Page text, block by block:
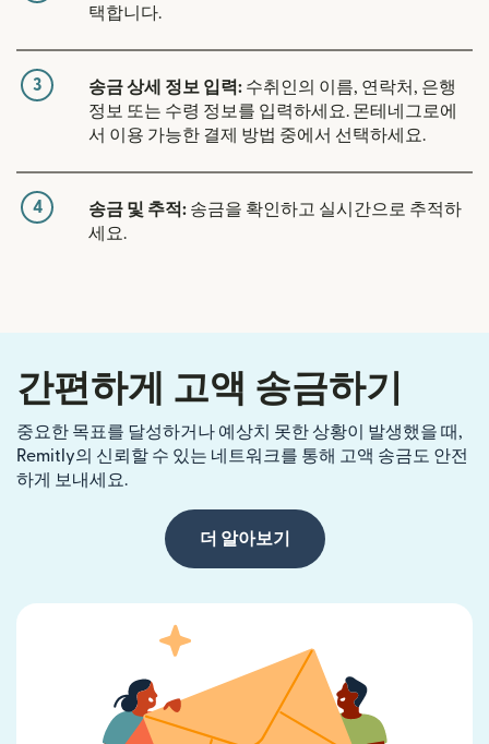
택합니다.
3 송금 상세 정보 입력: 수취인의 이름, 연락처, 은행
정보 또는 수령 정보를 입력하세요. 몬테네그로에
서 이용 가능한 결제 방법 중에서 선택하세요.
4 송금 및 추적: 송금을 확인하고 실시간으로 추적하
세요.
간편하게 고액 송금하기
중요한 목표를 달성하거나 예상치 못한 상황이 발생했을 때,
Remitly의 신뢰할 수 있는 네트워크를 통해 고액 송금도 안전
하게 보내세요.
더 알아보기